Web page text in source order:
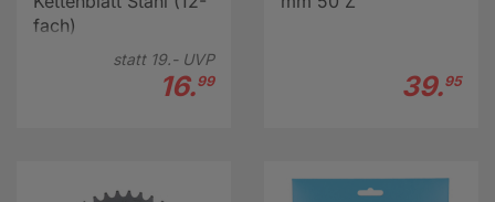
fach)
statt 19.-UVP
16.99 39.95